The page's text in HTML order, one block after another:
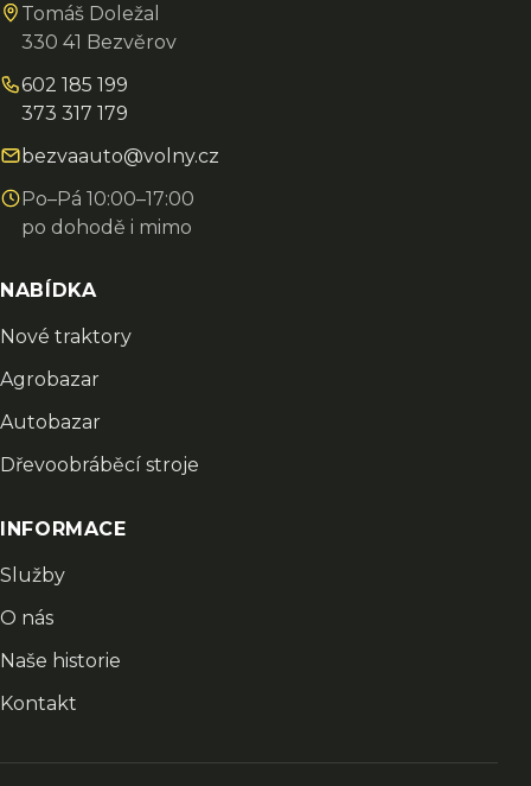
Tomáš Doležal
330 41 Bezvěrov
602 185 199
373 317 179
bezvaauto@volny.cz
Po–Pá 10:00–17:00
po dohodě i mimo
NABÍDKA
Nové traktory
Agrobazar
Autobazar
Dřevoobráběcí stroje
INFORMACE
Služby
O nás
Naše historie
Kontakt